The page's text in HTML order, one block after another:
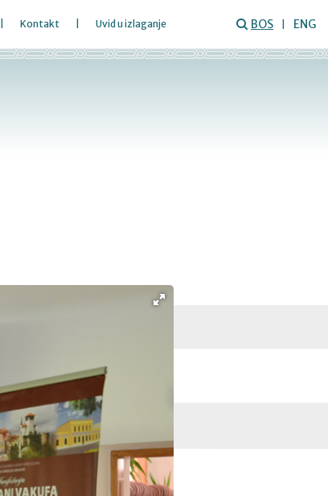
Kontakt Uvid u izlaganje BOS ENG